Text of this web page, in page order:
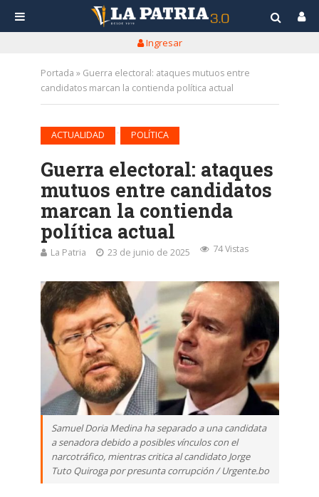
Ingresar
Portada » Guerra electoral: ataques mutuos entre
candidatos marcan la contienda política actual
ACTUALIDAD POLÍTICA
Guerra electoral: ataques
mutuos entre candidatos
marcan la contienda
política actual
La Patria 23 de junio de 2025 74 Vistas
Samuel Doria Medina ha separado a una candidata
a senadora debido a posibles vínculos con el
narcotráfico, mientras critica al candidato Jorge
Tuto Quiroga por presunta corrupción / Urgente.bo